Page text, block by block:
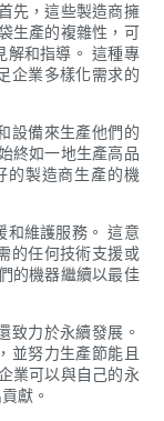
先，這些製造商擁
生產的複雜性，可
解和指導。 這種專
企業多樣化需求的
設備來生產他們的
終如一地生產高品
的製造商生產的機
和維護服務。 這意
的任何技術支援或
的機器繼續以最佳
致力於永續發展。
並努力生產節能且
業可以與自己的永
獻。